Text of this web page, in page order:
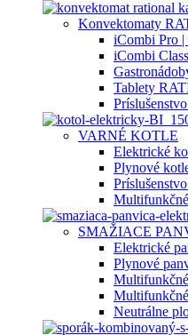
Konvektomaty
iCombi Pro |
iCombi
Tablety
VARNÉ KOTLE
Elektrické
Plynové
SMAŽIACE
Elektrické
Plynové
Neutrálne